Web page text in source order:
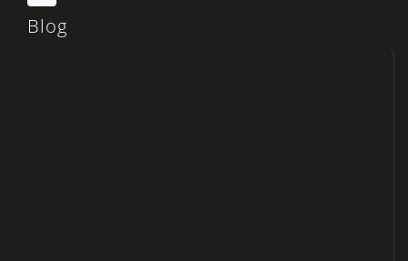
Blog